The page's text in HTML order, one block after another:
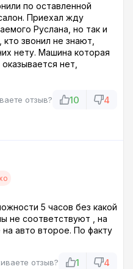
по оставленной
Приехал жду
Руслана, но так и
звонил не знают,
нету. Машина которая
нет,
споашиваю а кто
с бородой ,
пустую 😅 Видимо
богу есть интернет
прежде чем куда то
сюда.
себя и своих
отзыв? 10 4
5 часов без какой
не соответствуют , на
авто второе. По факту
отзыв? 1 4